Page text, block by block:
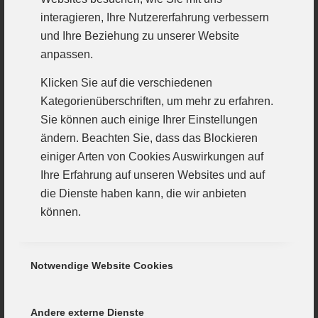
interagieren, Ihre Nutzererfahrung verbessern
und Ihre Beziehung zu unserer Website
anpassen.
Klicken Sie auf die verschiedenen
Kategorienüberschriften, um mehr zu erfahren.
Sie können auch einige Ihrer Einstellungen
ändern. Beachten Sie, dass das Blockieren
einiger Arten von Cookies Auswirkungen auf
Ihre Erfahrung auf unseren Websites und auf
die Dienste haben kann, die wir anbieten
können.
Notwendige Website Cookies
Andere externe Dienste
Kampfspiel wähnten sich die Weinroten nach dem
27:25 in der 57. Minute durch Sergi Sanchez schon
auf der Siegerstraße. Am Ende sollte es gerade noch
hatten die Gäste. Der Schlusspfiff rettete. Handball ist
eben Handball. Zweit Tore sind schnell aufgeholt.
Auch wenn die Trauben hoch hängen, null
Auswärtspunkte im gesamten Jahr 2022 stinken den
Günzburgern gewaltig. die Mannschaft wird alles
geben um endlich auch einmal in der Ferne an die
guten Heimleistungen anzuknüpfen. Punkte zum
schwierigen Zeit. Etliche Spieler werden den Verein